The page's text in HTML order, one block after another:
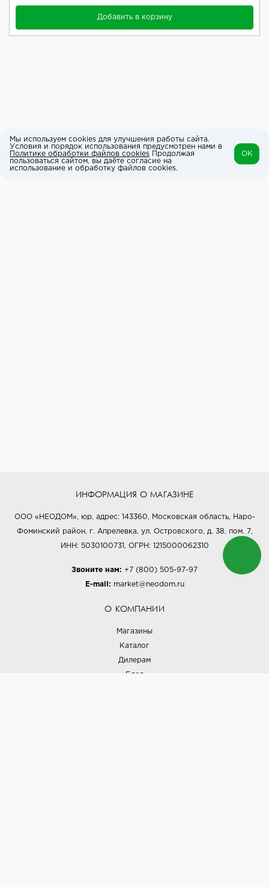
Добавить в корзину
ИНФОРМАЦИЯ О МАГАЗИНЕ
ООО «НЕОДОМ», юр. адрес: 143360, Московская область, Наро-
Фоминский район, г. Апрелевка, ул. Островского, д. 38, пом. 7,
ИНН: 5030100731, ОГРН: 1215000062310
Звоните нам: +7 (800) 505-97-97
E-mail: market@neodom.ru
О КОМПАНИИ
Магазины
Каталог
Дилерам
Блог
Мы используем cookies для улучшения работы сайта.
Условия и порядок использования предусмотрен нами в
Политике обработки файлов cookies Продолжая
пользоваться сайтом, вы даёте согласие на
использование и обработку файлов cookies.
OK